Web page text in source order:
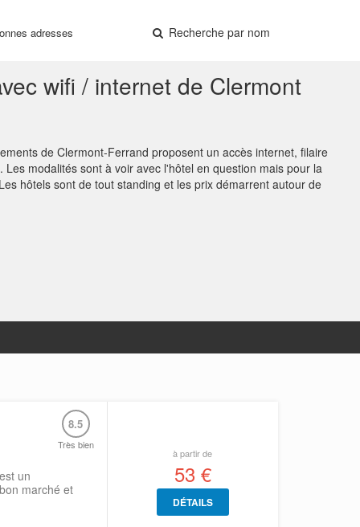
adresses Recherche par nom
wifi / internet de Clermont
de Clermont-Ferrand proposent un accès internet, filaire
. Les modalités sont à voir avec l'hôtel en question mais pour la
hôtels sont de tout standing et les prix démarrent autour de
8.5
Très bien
un
marché et
à partir de
53 €
DÉTAILS